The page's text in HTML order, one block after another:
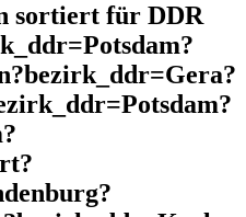
sortiert für DDR